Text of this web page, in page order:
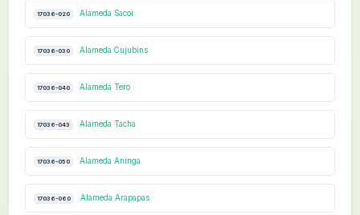
17036-020 Alameda Sacoi
17036-030 Alameda Cujubins
17036-040 Alameda Tero
17036-043 Alameda Tacha
17036-050 Alameda Aninga
17036-060 Alameda Arapapas